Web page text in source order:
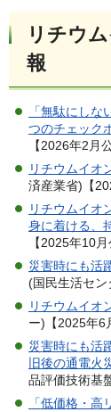
リチウ
報
「無駄にし
つのチェック
【2026年2月
リチウムイオ
済産業省)【
リチウムイオ
身に着ける、
【2025年10月
災害時にも活
(国民生活セン
リチウムイオ
ー)【2025年6
災害時にも活
旧後の通電火
品評価技術基
「低価格・